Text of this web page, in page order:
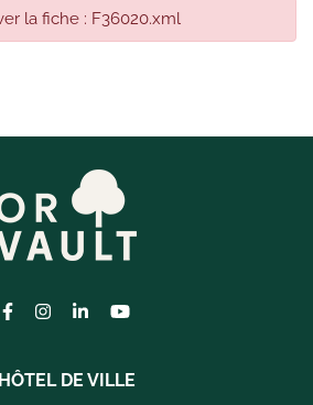
la fiche : F36020.xml
Lien vers le compte Facebook
Lien vers le compte Instagram
Lien vers le compte Linkedin
Lien vers la chaîne
HÔTEL DE VILLE